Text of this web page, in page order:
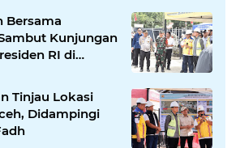
Bersama
Kunjungan
RI di
Tinjau Lokasi
Didampingi